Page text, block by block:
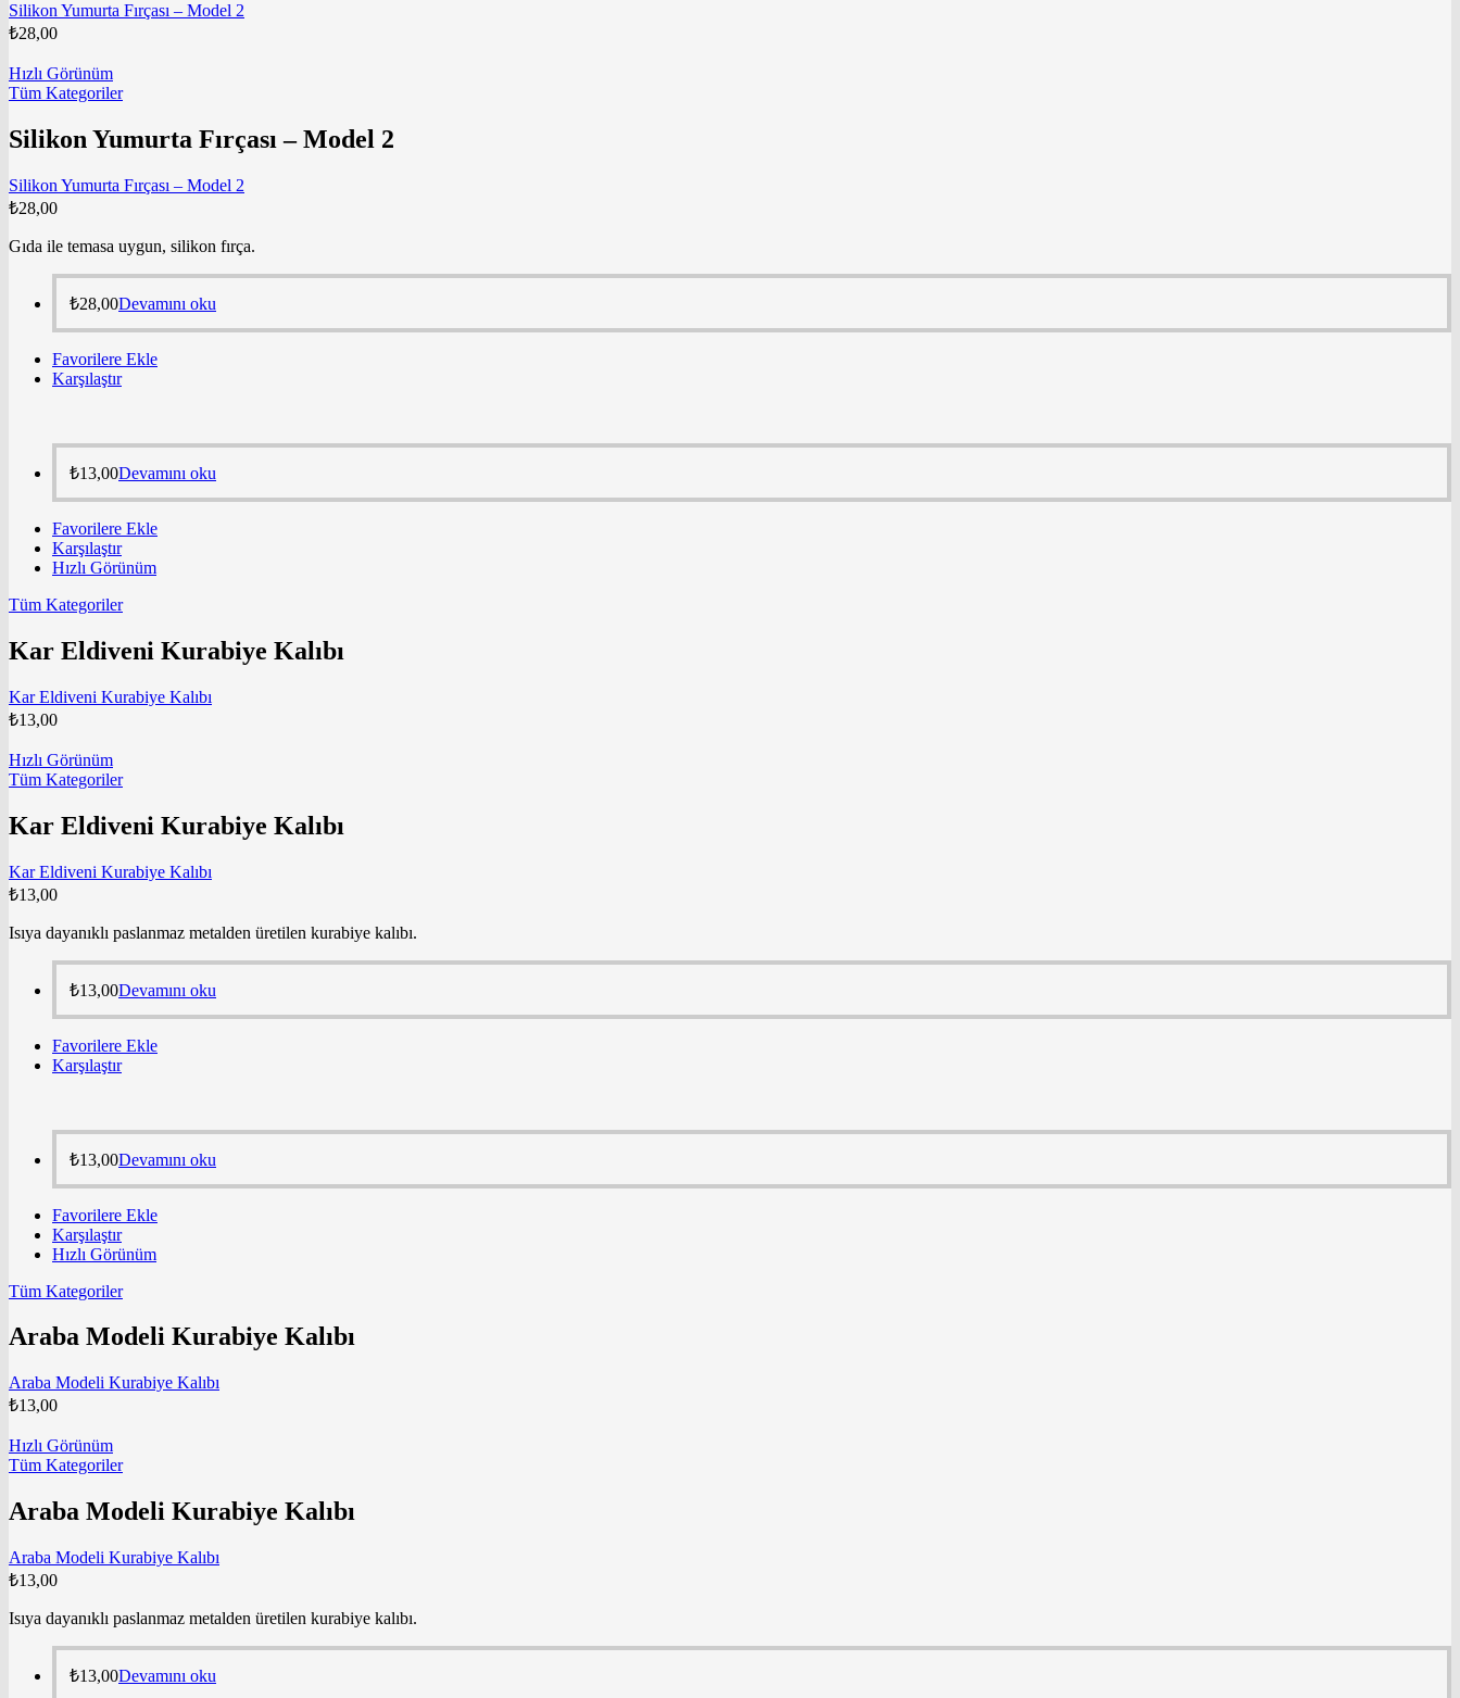
Silikon Yumurta Fırçası – Model 2
₺28,00
Hızlı Görünüm
Tüm Kategoriler
Silikon Yumurta Fırçası – Model 2
Silikon Yumurta Fırçası – Model 2
₺28,00
Gıda ile temasa uygun, silikon fırça.
₺28,00Devamını oku
Favorilere Ekle
Karşılaştır
₺13,00Devamını oku
Favorilere Ekle
Karşılaştır
Hızlı Görünüm
Tüm Kategoriler
Kar Eldiveni Kurabiye Kalıbı
Kar Eldiveni Kurabiye Kalıbı
₺13,00
Hızlı Görünüm
Tüm Kategoriler
Kar Eldiveni Kurabiye Kalıbı
Kar Eldiveni Kurabiye Kalıbı
₺13,00
Isıya dayanıklı paslanmaz metalden üretilen kurabiye kalıbı.
₺13,00Devamını oku
Favorilere Ekle
Karşılaştır
₺13,00Devamını oku
Favorilere Ekle
Karşılaştır
Hızlı Görünüm
Tüm Kategoriler
Araba Modeli Kurabiye Kalıbı
Araba Modeli Kurabiye Kalıbı
₺13,00
Hızlı Görünüm
Tüm Kategoriler
Araba Modeli Kurabiye Kalıbı
Araba Modeli Kurabiye Kalıbı
₺13,00
Isıya dayanıklı paslanmaz metalden üretilen kurabiye kalıbı.
₺13,00Devamını oku